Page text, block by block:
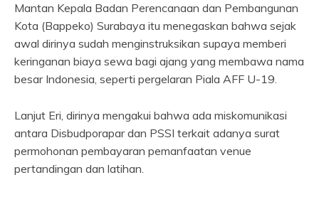
Mantan Kepala Badan Perencanaan dan Pembangunan
Kota (Bappeko) Surabaya itu menegaskan bahwa sejak
awal dirinya sudah menginstruksikan supaya memberi
keringanan biaya sewa bagi ajang yang membawa nama
besar Indonesia, seperti pergelaran Piala AFF U-19.
Lanjut Eri, dirinya mengakui bahwa ada miskomunikasi
antara Disbudporapar dan PSSI terkait adanya surat
permohonan pembayaran pemanfaatan venue
pertandingan dan latihan.